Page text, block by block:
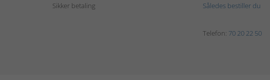
Sikker betaling
Således bestiller du
Telefon: 70 20 22 50